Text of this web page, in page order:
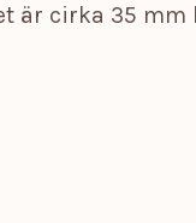
är cirka 35 mm